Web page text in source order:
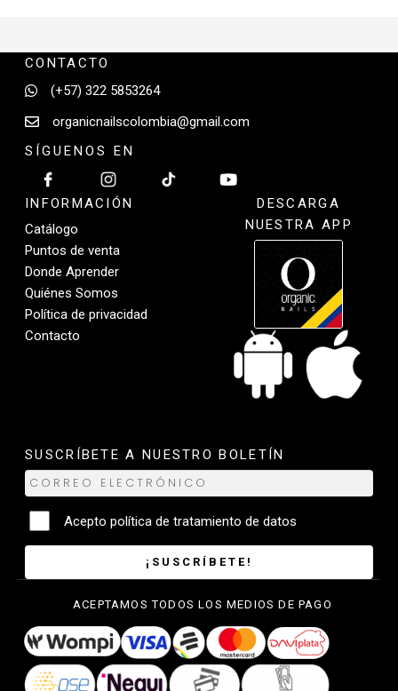
CONTACTO
(+57) 322 5853264
organicnailscolombia@gmail.com
SÍGUENOS EN
INFORMACIÓN
Catálogo
Puntos de venta
Donde Aprender
Quiénes Somos
Política de privacidad
Contacto
DESCARGA
NUESTRA APP
SUSCRÍBETE A NUESTRO BOLETÍN
Acepto política de tratamiento de datos
¡SUSCRÍBETE!
ACEPTAMOS TODOS LOS MEDIOS DE PAGO